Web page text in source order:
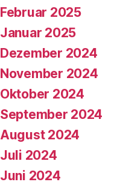
Februar 2025
Januar 2025
Dezember 2024
November 2024
Oktober 2024
September 2024
August 2024
Juli 2024
Juni 2024